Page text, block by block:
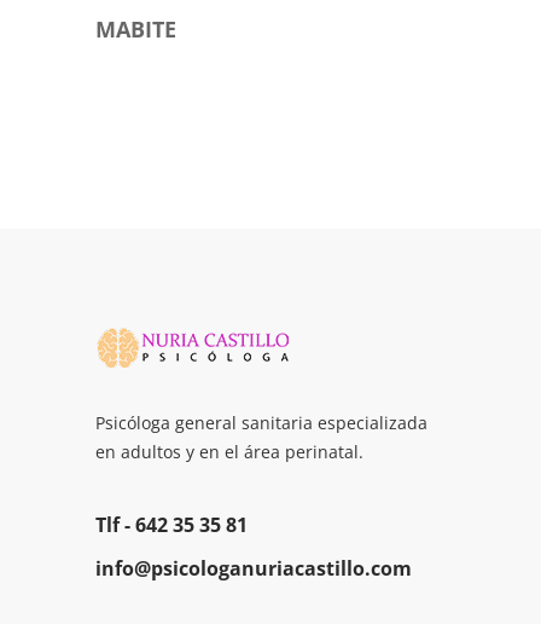
MABITE
Psicóloga general sanitaria especializada
en adultos y en el área perinatal.
Tlf -642 35 35 81
info@psicologanuriacastillo.com